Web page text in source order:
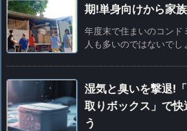
期!単身向けから家
年度末で住まいのコンド
人も多いのではないで
湿気と臭いを撃退!
取りボックス」で
う